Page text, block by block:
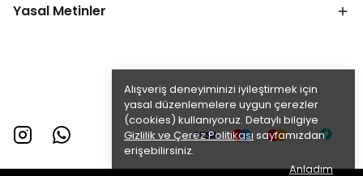
Alışveriş deneyiminizi iyileştirmek için
yasal düzenlemelere uygun çerezler
(cookies) kullanıyoruz. Detaylı bilgiye
Gizlilik ve Çerez Politikası sayfamızdan
erişebilirsiniz.
Anladım
Yasal Metinler